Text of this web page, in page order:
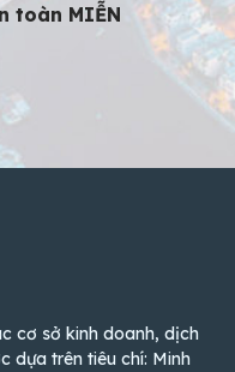
toàn MIỄN
cơ sở kinh doanh, dịch
dựa trên tiêu chí: Minh